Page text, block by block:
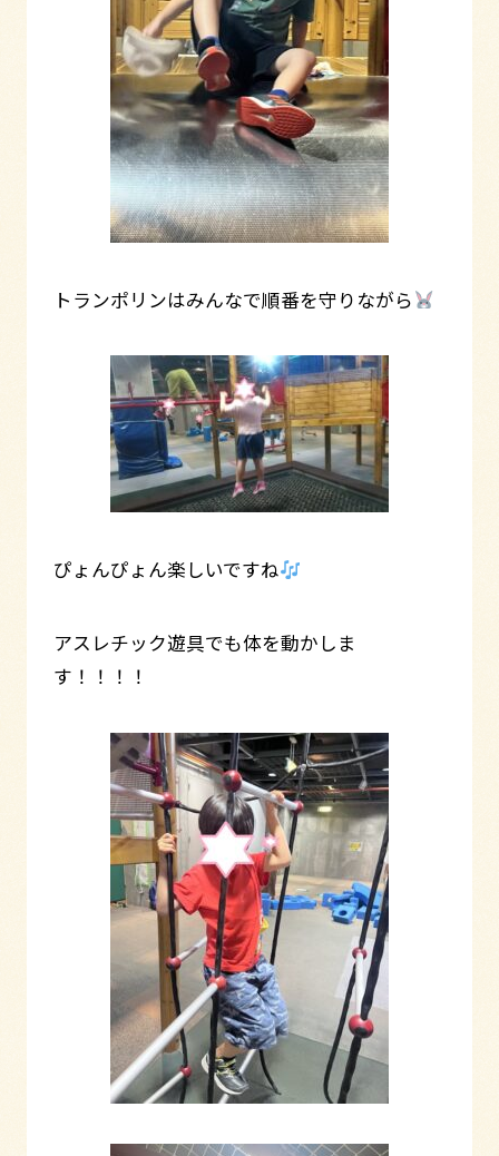
トランポリンはみんなで順番を守りながら
ぴょんぴょん楽しいですね
アスレチック遊具でも体を動かしま
す！！！！